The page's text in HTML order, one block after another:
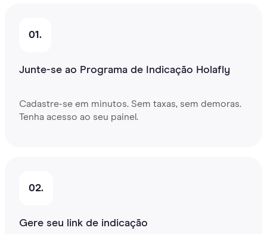
01.
Junte-se ao Programa de Indicação Holafly
Cadastre-se em minutos. Sem taxas, sem demoras.
Tenha acesso ao seu painel.
02.
Gere seu link de indicação